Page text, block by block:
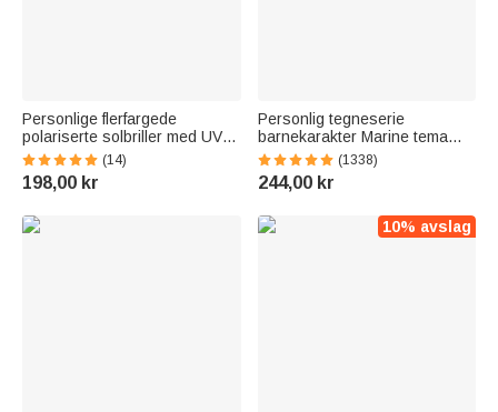
Personlige flerfargede
polariserte solbriller med UV-
beskyttelse og tekst
Strandfest utendørs
bursdagsgave til kvinner menn
(14)
198,00 kr
Personlig tegneserie
barnekarakter Marine tema
overdimensjonert
hurtigtørkende badehåndkle
med navn bursdag
gutter jenter
(1338)
244,00 kr
10% avslag